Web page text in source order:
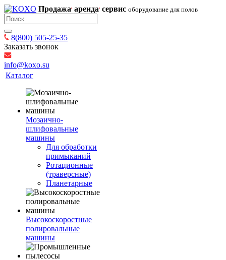
Продажа аренда сервис оборудование для полов
8(800) 505-25-35
Заказать звонок
info@koxo.su
Каталог
Мозаично-
шлифовальные
машины
Для обработки
примыканий
Ротационные
(траверсные)
Планетарные
Высокоскоростные
полировальные
машины